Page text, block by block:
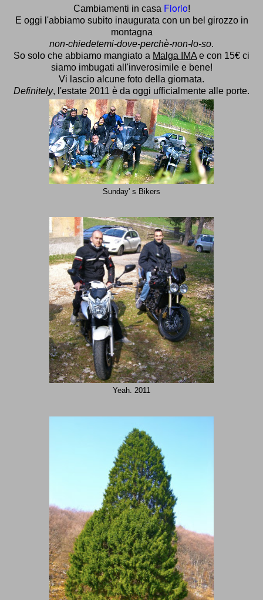
Cambiamenti in casa Fiorio!
E oggi l'abbiamo subito inaugurata con un bel girozzo in
montagna
non-chiedetemi-dove-perchè-non-lo-so.
So solo che abbiamo mangiato a Malga IMA e con 15€ ci
siamo imbugati all'inverosimile e bene!
Vi lascio alcune foto della giornata.
Definitely, l'estate 2011 è da oggi ufficialmente alle porte.
Sunday' s Bikers
Yeah. 2011